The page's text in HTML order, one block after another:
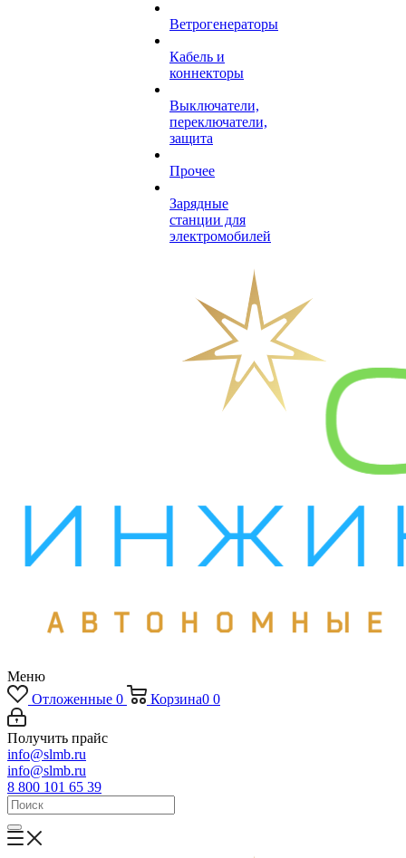
Ветрогенераторы
Кабель и
коннекторы
Выключатели,
переключатели,
защита
Прочее
Зарядные
станции для
электромобилей
Меню
Отложенные 0 Корзина0 0
Получить прайс
info@slmb.ru
info@slmb.ru
8 800 101 65 39